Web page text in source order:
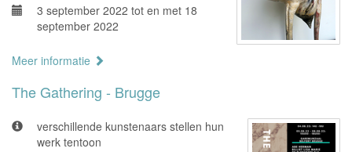
3 september 2022 tot en met 18
september 2022
Meer informatie
The Gathering - Brugge
verschillende kunstenaars stellen hun
werk tentoon